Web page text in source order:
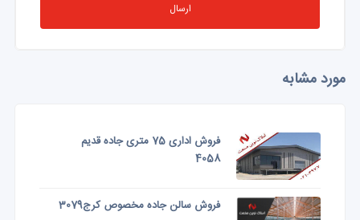
ارسال
مورد مشابه
فروش اداری 75 متری جاده قدیم
4058
فروش سالن جاده مخصوص کرج3079